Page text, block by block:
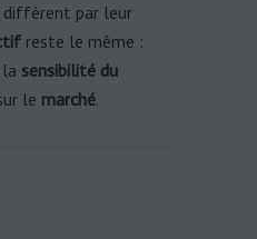
diffèrent par leur
reste le même :
sensibilité du
le marché.